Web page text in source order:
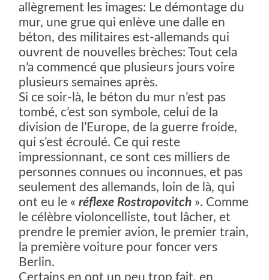
allègrement les images: Le démontage du
mur, une grue qui enlève une dalle en
béton, des militaires est-allemands qui
ouvrent de nouvelles brèches: Tout cela
n’a commencé que plusieurs jours voire
plusieurs semaines après.
Si ce soir-là, le béton du mur n’est pas
tombé, c’est son symbole, celui de la
division de l’Europe, de la guerre froide,
qui s’est écroulé. Ce qui reste
impressionnant, ce sont ces milliers de
personnes connues ou inconnues, et pas
seulement des allemands, loin de là, qui
ont eu le «réflexe Rostropovitch ». Comme
le célèbre violoncelliste, tout lâcher, et
prendre le premier avion, le premier train,
la première voiture pour foncer vers
Berlin.